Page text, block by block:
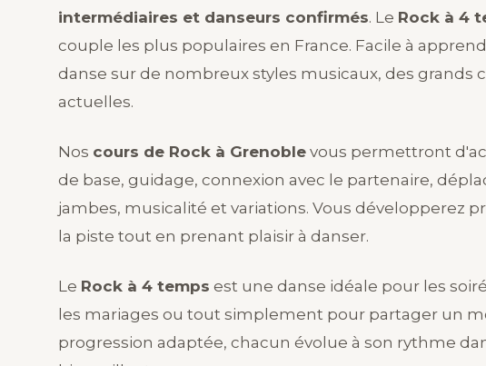
intermédiaires et danseurs confirmés. Le Rock à 4
couple les plus populaires en France. Facile à
danse sur de nombreux styles musicaux, des grands
actuelles.
Nos cours de Rock à Grenoble vous permettront
de base, guidage, connexion avec le partenaire,
jambes, musicalité et variations. Vous développerez
la piste tout en prenant plaisir à danser.
Le Rock à 4 temps est une danse idéale pour les
les mariages ou tout simplement pour partager un
progression adaptée, chacun évolue à son rythme